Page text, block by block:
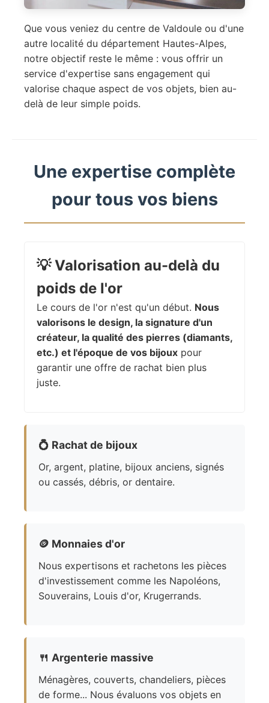
Que vous veniez du centre de Valdoule ou d'une
autre localité du département Hautes-Alpes,
notre objectif reste le même : vous offrir un
service d'expertise sans engagement qui
valorise chaque aspect de vos objets, bien au-
delà de leur simple poids.
Une expertise complète
pour tous vos biens
💡Valorisation au-delà du
poids de l'or
Le cours de l'or n'est qu'un début. Nous
valorisons le design, la signature d'un
créateur, la qualité des pierres (diamants,
etc.) et l'époque de vos bijoux pour
garantir une offre de rachat bien plus
juste.
💍 Rachat de bijoux
Or, argent, platine, bijoux anciens, signés
ou cassés, débris, or dentaire.
🪙 Monnaies d'or
Nous expertisons et rachetons les pièces
d'investissement comme les Napoléons,
Souverains, Louis d'or, Krugerrands.
🍴 Argenterie massive
Ménagères, couverts, chandeliers, pièces
de forme... Nous évaluons vos objets en